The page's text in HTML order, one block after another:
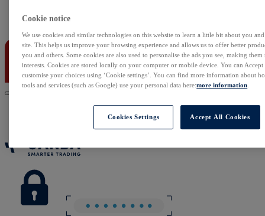
Kontakt
Cookie notice
We use cookies and similar technologies on this website to learn a little bit about you
site. This helps us improve your browsing experience and allows us to offer better
you and others. Some cookies are also used to personalise the ads you see, making
interests. Cookies are stored locally on your computer or mobile device. You can
customise your choices using ‘Cookie settings’. You can find more information about
tools and services (such as Google) use your personal data here:more information
Cookies Settings Accept All Cookies